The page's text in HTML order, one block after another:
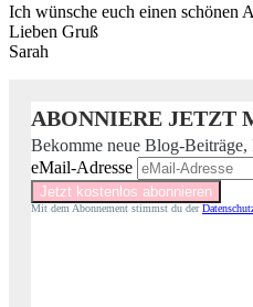
Ich wünsche euch einen schönen
Lieben Gruß
Sarah
ABONNIERE JETZT
Bekomme neue Blog-
eMail-Adresse
Mit dem Abonnement stimmst du der